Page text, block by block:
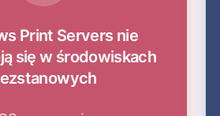
Print Servers nie
się w środowiskach